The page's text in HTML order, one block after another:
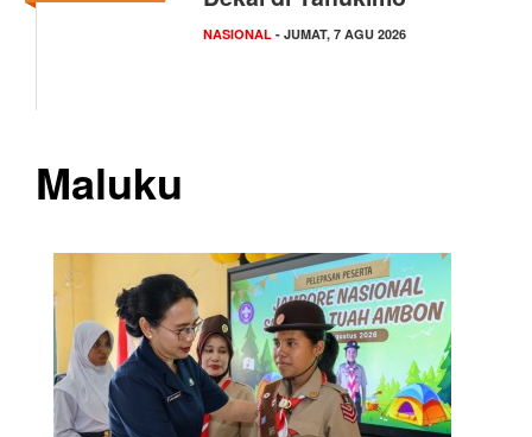
NASIONAL - JUMAT, 7 AGU 2026
Maluku